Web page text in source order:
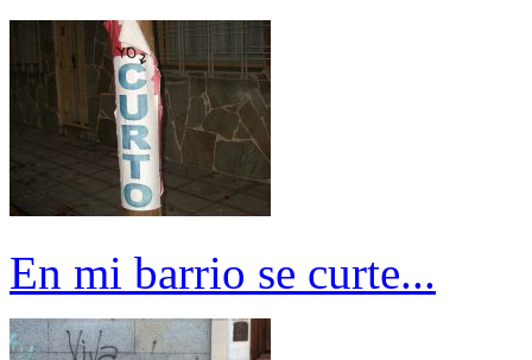
En mi barrio se curte...